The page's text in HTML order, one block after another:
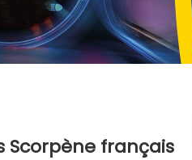
Scorpène français